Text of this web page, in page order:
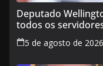
Deputado
todos os
Maranhão
5 de agosto de 2026